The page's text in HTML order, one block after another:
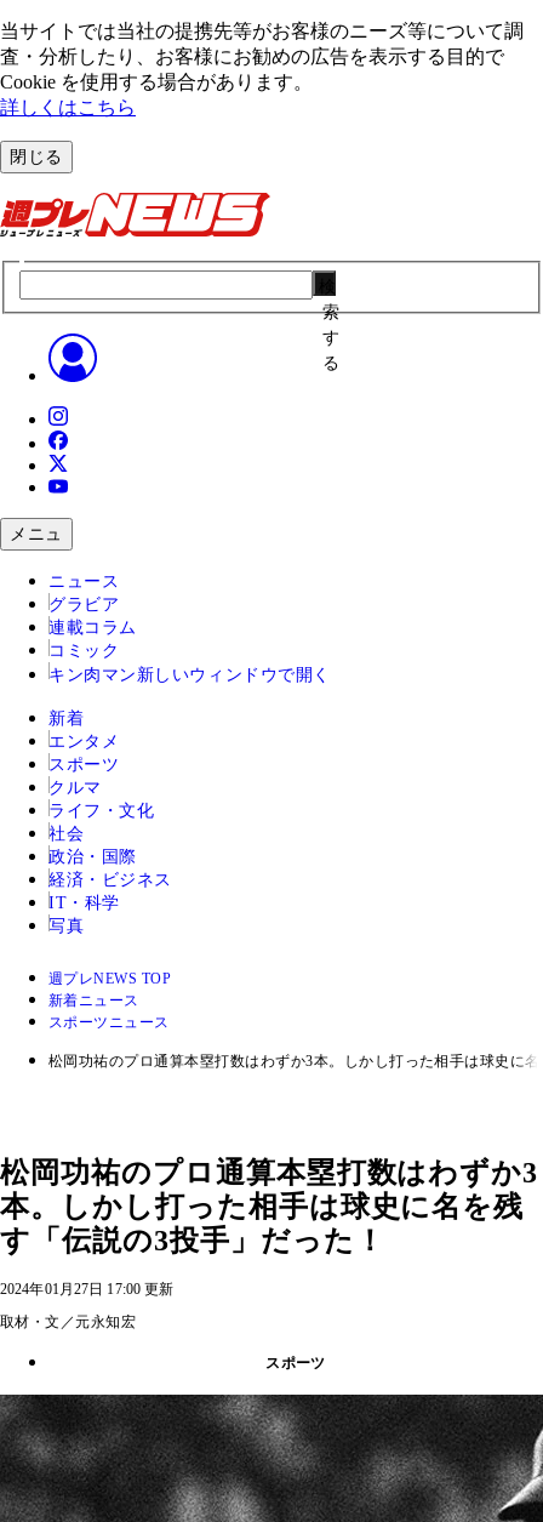
当サイトでは当社の提携先等がお客様のニーズ等について調
査・分析したり、お客様にお勧めの広告を表⽰する⽬的で
Cookie を使⽤する場合があります。
詳しくはこちら
閉じる
索
す
る
メニュ
ニュース
グラビア
連載コラム
コミック
キン肉マン 新しいウィンドウで開く
新着
エンタメ
スポーツ
クルマ
ライフ・文化
社会
政治・国際
経済・ビジネス
IT・科学
写真
週プレNEWS TOP
新着ニュース
スポーツニュース
松岡功祐のプロ通算本塁打数はわずか3本。しかし打った相手は球史に
松岡功祐のプロ通算本塁打数はわずか3
本。しかし打った相手は球史に名を残
す「伝説の3投手」だった！
2024年01月27日 17:00 更新
取材・文／元永知宏
スポーツ